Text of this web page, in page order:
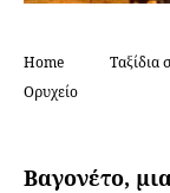
Home Ταξίδια
Ορυχείο
Βαγονέτο,